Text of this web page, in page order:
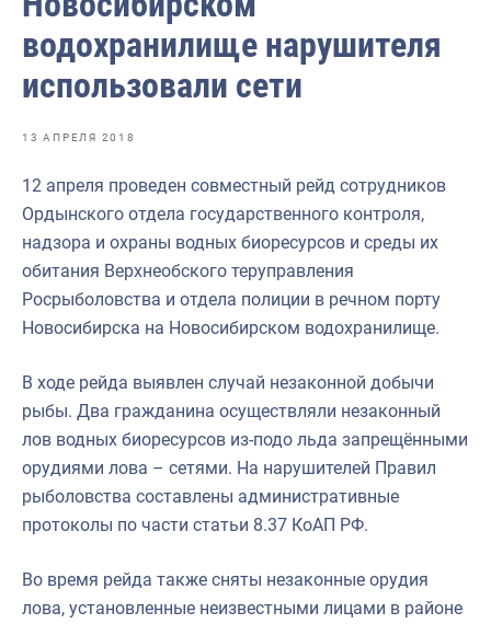
Отраслевые СМИ
Выставки и конференции
Научно-практическая литература
Рыбоохрана России
Отрасль в цифрах
Инфографика
Большая африканская экспедиция
Укрепление духовно-нравственных ценностей
водохранилище нарушителя
использовали сети
13 АПРЕЛЯ 2018
12 апреля проведен совместный рейд сотрудников
Ордынского отдела государственного контроля,
надзора и охраны водных биоресурсов и среды их
обитания Верхнеобского теруправления
Росрыболовства и отдела полиции в речном порту
Новосибирска на Новосибирском водохранилище.
В ходе рейда выявлен случай незаконной добычи
рыбы. Два гражданина осуществляли незаконный
лов водных биоресурсов из-подо льда запрещёнными
орудиями лова – сетями. На нарушителей Правил
рыболовства составлены административные
протоколы по части статьи 8.37 КоАП РФ.
Во время рейда также сняты незаконные орудия
лова, установленные неизвестными лицами в районе